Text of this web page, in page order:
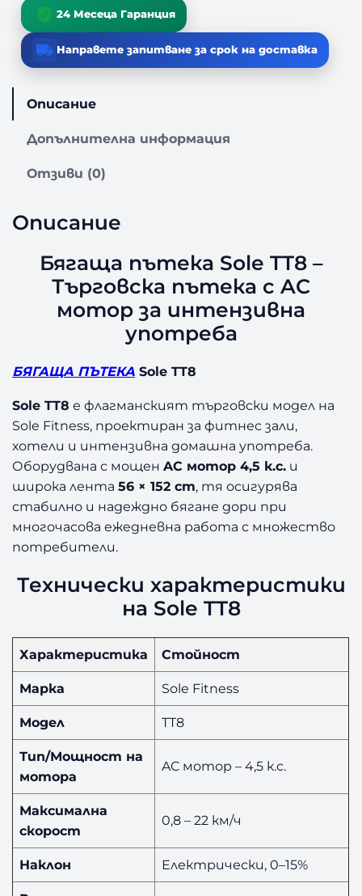
Б
я
г
а
е
S
24 Месеца Гаранция
Направете запитване за срок на доставка
Описание
Допълнителна информация
Отзиви (0)
Описание
Бягаща пътека Sole TT8 –
Търговска пътека с AC
мотор за интензивна
употреба
БЯГАЩА ПЪТЕКА Sole TT8
Sole TT8 е флагманският търговски модел на
Sole Fitness, проектиран за фитнес зали,
хотели и интензивна домашна употреба.
Оборудвана с мощенAC мотор 4,5 к.с. и
широка лента56 × 152 cm, тя осигурява
стабилно и надеждно бягане дори при
многочасова ежедневна работа с множество
потребители.
Технически характеристики
на Sole TT8
Характеристика Стойност
Марка Sole Fitness
Модел TT8
Тип/Мощност на
мотора
AC мотор – 4,5 к.с.
Максимална
скорост
0,8 – 22 км/ч
Наклон Електрически, 0–15%